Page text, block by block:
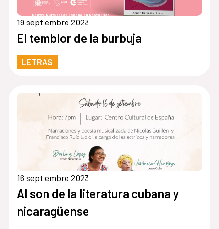
19 septiembre 2023
El temblor de la burbuja
LETRAS
16 septiembre 2023
Al son de la literatura cubana y
nicaragüense